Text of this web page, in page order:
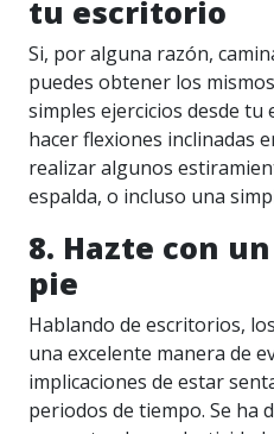
tu escritorio
Si, por alguna razón,
puedes obtener los
simples ejercicios desde
hacer flexiones inclinadas
realizar algunos
espalda, o incluso una
8. Hazte con
pie
Hablando de escritorios,
una excelente manera de
implicaciones de estar
periodos de tiempo. Se ha